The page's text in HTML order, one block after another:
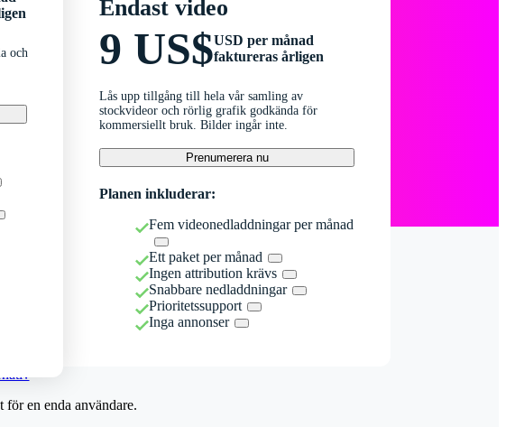
och
Endast video
9 US$USD per månad
faktureras årligen
Lås upp tillgång till hela vår samling av
stockvideor och rörlig grafik godkända för
kommersiellt bruk. Bilder ingår inte.
Prenumerera nu
Planen inkluderar:
Fem videonedladdningar per månad
Ett paket per månad
Ingen attribution krävs
Snabbare nedladdningar
Prioritetssupport
Inga annonser
en enda användare.